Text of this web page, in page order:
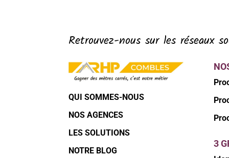
Retrouvez-nous sur les réseaux
QUI SOMMES-NOUS
NOS AGENCES
LES SOLUTIONS
NOTRE BLOG
3